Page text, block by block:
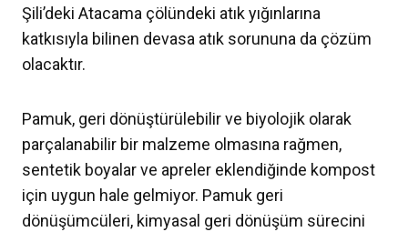
Şili’deki Atacama çölündeki atık yığınlarına
katkısıyla bilinen devasa atık sorununa da çözüm
olacaktır.
Pamuk, geri dönüştürülebilir ve biyolojik olarak
parçalanabilir bir malzeme olmasına rağmen,
sentetik boyalar ve apreler eklendiğinde kompost
için uygun hale gelmiyor. Pamuk geri
dönüşümcüleri, kimyasal geri dönüşüm sürecini